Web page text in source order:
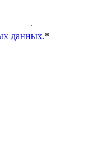
данных.*